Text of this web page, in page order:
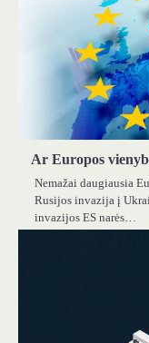
Ar Europos
Nemažai daugiausia
Rusijos invazija į
invazijos ES narės…